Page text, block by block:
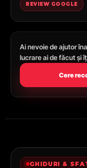
REVIEW GOOGLE
Ai nevoie de ajutor
lucrare ai de făcut și
Cere
GHIDURI &